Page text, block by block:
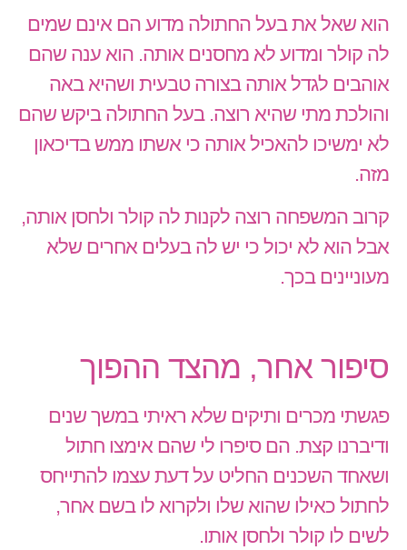
הוא שאל את בעל החתולה מדוע הם אינם שמים
לה קולר ומדוע לא מחסנים אותה. הוא ענה שהם
אוהבים לגדל אותה בצורה טבעית ושהיא באה
והולכת מתי שהיא רוצה. בעל החתולה ביקש שהם
לא ימשיכו להאכיל אותה כי אשתו ממש בדיכאון
מזה.
קרוב המשפחה רוצה לקנות לה קולר ולחסן אותה,
אבל הוא לא יכול כי יש לה בעלים אחרים שלא
מעוניינים בכך.
סיפור אחר, מהצד ההפוך
פגשתי מכרים ותיקים שלא ראיתי במשך שנים
ודיברנו קצת. הם סיפרו לי שהם אימצו חתול
ושאחד השכנים החליט על דעת עצמו להתייחס
לחתול כאילו שהוא שלו ולקרוא לו בשם אחר,
לשים לו קולר ולחסן אותו.